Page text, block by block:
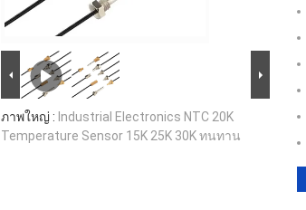
ภาพใหญ่ : Industrial Electronics NTC 20K
Temperature Sensor 15K 25K 30K ทนทาน